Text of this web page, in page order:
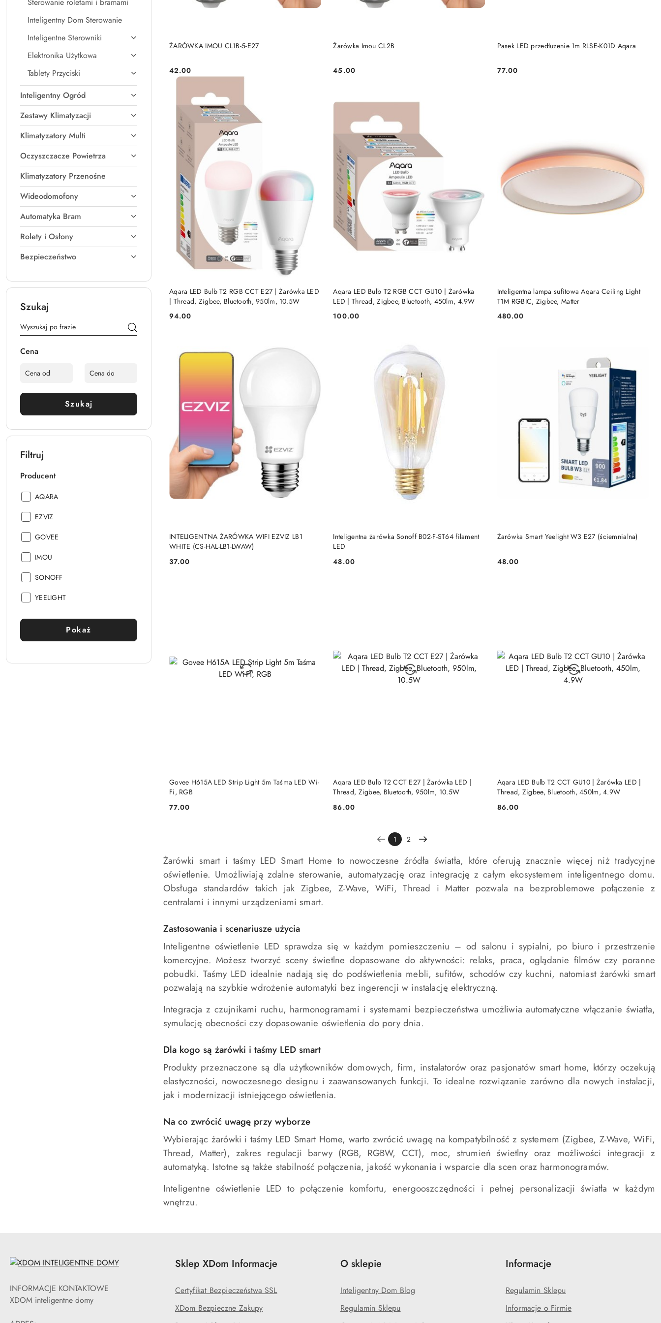
Sterowanie roletami i bramami
Inteligentny Dom Sterowanie
Inteligentne Sterowniki
Elektronika Użytkowa
Tablety Przyciski
Inteligentny Ogród
Zestawy Klimatyzacji
Klimatyzatory Multi
Oczyszczacze Powietrza
Klimatyzatory Przenośne
Wideodomofony
Automatyka Bram
Rolety i Osłony
Bezpieczeństwo
Szukaj
Cena
Szukaj
Filtruj
Producent
Producent:
AQARA
Producent:
EZVIZ
Producent:
GOVEE
Producent:
IMOU
Producent:
SONOFF
Producent:
YEELIGHT
Pokaż
ŻARÓWKA IMOU CL1B-5-E27
Cena:
42.00
DODAJ DO KOSZYKA Żarówka Imou CL2B
Cena:
45.00
DODAJ DO KOSZYKA Pasek LED przedłużenie 1m RLSE-K01D Aqara
Cena:
77.00
DODAJ DO KOSZYKA
Aqara LED Bulb T2 RGB CCT E27 | Żarówka LED
| Thread, Zigbee, Bluetooth, 950lm, 10.5W
Cena:
94.00
DODAJ DO KOSZYKA
Aqara LED Bulb T2 RGB CCT GU10 | Żarówka
LED | Thread, Zigbee, Bluetooth, 450lm, 4.9W
Cena:
100.00
DODAJ DO KOSZYKA
Inteligentna lampa sufitowa Aqara Ceiling Light
T1M RGBIC, Zigbee, Matter
Cena:
480.00
DODAJ DO KOSZYKA
INTELIGENTNA ŻARÓWKA WIFI EZVIZ LB1
WHITE (CS-HAL-LB1-LWAW)
Cena:
37.00
BRAK TOWARU
Inteligentna żarówka Sonoff B02-F-ST64 filament
LED
Cena:
48.00
BRAK TOWARU Żarówka Smart Yeelight W3 E27 (ściemnialna)
Cena:
48.00
BRAK TOWARU
Govee H615A LED Strip Light 5m Taśma LED Wi-
Fi, RGB
Cena:
77.00
BRAK TOWARU
Aqara LED Bulb T2 CCT E27 | Żarówka LED |
Thread, Zigbee, Bluetooth, 950lm, 10.5W
Cena:
86.00
BRAK TOWARU
Aqara LED Bulb T2 CCT GU10 | Żarówka LED |
Thread, Zigbee, Bluetooth, 450lm, 4.9W
Cena:
86.00
BRAK TOWARU
1 2
Żarówki smart i taśmy LED Smart Home to nowoczesne źródła światła, które oferują znacznie więcej niż tradycyjne
oświetlenie. Umożliwiają zdalne sterowanie, automatyzację oraz integrację z całym ekosystemem inteligentnego domu.
Obsługa standardów takich jak Zigbee, Z-Wave, WiFi, Thread i Matter pozwala na bezproblemowe połączenie z
centralami i innymi urządzeniami smart.
Zastosowania i scenariusze użycia
Inteligentne oświetlenie LED sprawdza się w każdym pomieszczeniu – od salonu i sypialni, po biuro i przestrzenie
komercyjne. Możesz tworzyć sceny świetlne dopasowane do aktywności: relaks, praca, oglądanie filmów czy poranne
pobudki. Taśmy LED idealnie nadają się do podświetlenia mebli, sufitów, schodów czy kuchni, natomiast żarówki smart
pozwalają na szybkie wdrożenie automatyki bez ingerencji w instalację elektryczną.
Integracja z czujnikami ruchu, harmonogramami i systemami bezpieczeństwa umożliwia automatyczne włączanie światła,
symulację obecności czy dopasowanie oświetlenia do pory dnia.
Dla kogo są żarówki i taśmy LED smart
Produkty przeznaczone są dla użytkowników domowych, firm, instalatorów oraz pasjonatów smart home, którzy oczekują
elastyczności, nowoczesnego designu i zaawansowanych funkcji. To idealne rozwiązanie zarówno dla nowych instalacji,
jak i modernizacji istniejącego oświetlenia.
Na co zwrócić uwagę przy wyborze
Wybierając żarówki i taśmy LED Smart Home, warto zwrócić uwagę na kompatybilność z systemem (Zigbee, Z-Wave, WiFi,
Thread, Matter), zakres regulacji barwy (RGB, RGBW, CCT), moc, strumień świetlny oraz możliwości integracji z
automatyką. Istotne są także stabilność połączenia, jakość wykonania i wsparcie dla scen oraz harmonogramów.
Inteligentne oświetlenie LED to połączenie komfortu, energooszczędności i pełnej personalizacji światła w każdym
wnętrzu.
INFORMACJE KONTAKTOWE
XDOM inteligentne domy
Sklep XDom Informacje
Certyfikat Bezpieczeństwa SSL
XDom Bezpieczne Zakupy
O sklepie
Inteligentny Dom Blog
Regulamin Sklepu
Informacje
Regulamin Sklepu
Informacje o Firmie